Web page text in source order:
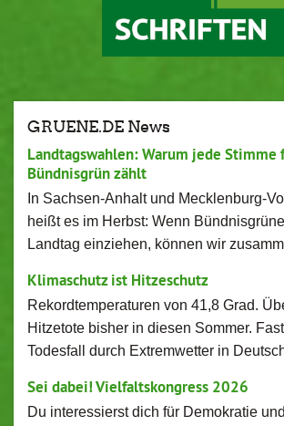
GRUENE.DE News
Landtagswahlen: Warum jede Stimme
Bündnisgrün zählt
In Sachsen-Anhalt und Mecklenburg-
heißt es im Herbst: Wenn
Landtag einziehen, können wir
Klimaschutz ist Hitzeschutz
Rekordtemperaturen von 41,8 Grad.
Hitzetote bisher in diesen Sommer.
Todesfall durch Extremwetter in
Sei dabei! Vielfaltskongress 2026
Du interessierst dich für Demokratie